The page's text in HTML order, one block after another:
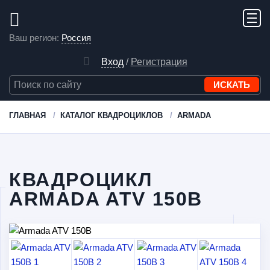
Ваш регион: Россия
Вход / Регистрация
ГЛАВНАЯ КАТАЛОГ КВАДРОЦИКЛОВ ARMADA
КВАДРОЦИКЛ
ARMADA ATV 150B